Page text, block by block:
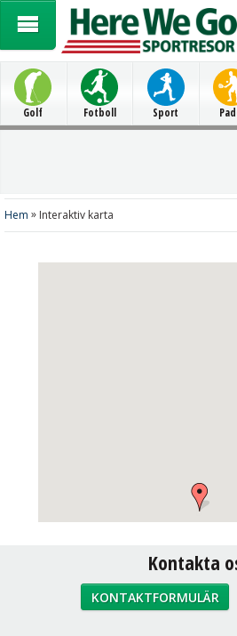
Golf Fotboll Sport
Hem » Interaktiv karta
Kontakta
KONTAKTFORMULÄR